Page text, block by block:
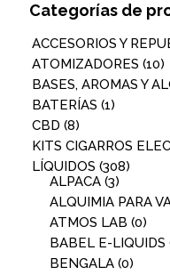
Categorías de
ACCESORIOS Y
ATOMIZADORES (10)
BASES, AROMAS Y
BATERÍAS (1)
CBD (8)
KITS CIGARROS
LÍQUIDOS (308)
ALPACA (3)
ALQUIMIA PARA
ATMOS LAB (0)
BABEL E-LIQUIDS
BENGALA (0)